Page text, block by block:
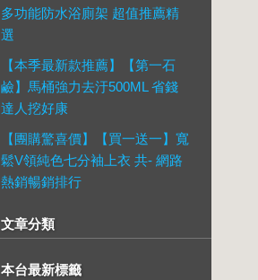
多功能防水浴廁架 超值推薦精
選
【本季最新款推薦】【第一石
鹼】馬桶強力去汙500ML 省錢
達人挖好康
【團購驚喜價】【買一送一】寬
鬆V領純色七分袖上衣 共- 網路
熱銷暢銷排行
文章分類
本台最新標籤